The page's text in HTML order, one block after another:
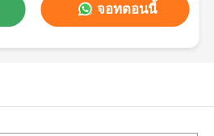
จอทตอนนี้